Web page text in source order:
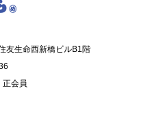
友生命西新橋ビルB1階
正会員